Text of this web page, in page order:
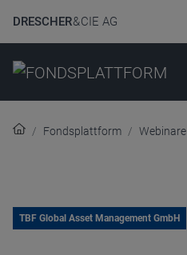
DRESCHER& CIE AG
Fondsplattform Webinare
TBF Global Asset Management GmbH